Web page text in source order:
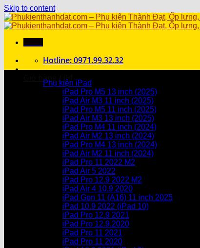
Skip to content
Hotline: 0971.99.32.32
Giỏ hàng / 0₫
Chưa có sản phẩm trong giỏ hàng.
Chưa có sản phẩm trong giỏ hàng.
Phụ kiện iPad
iPad Pro M5 13 inch (2025)
iPad Air M3 11 inch (2025)
iPad Pro M5 11 inch (2025)
iPad Air M3 13 inch (2025)
iPad Pro M4 11 inch (2024)
iPad Air M2 13 inch (2024)
iPad Pro M4 13 inch (2024)
iPad Air M2 11 inch (2024)
iPad Pro 11 2022 M2
iPad Air 5 2022
iPad Pro 12.9 2022 M2
iPad Air 4 10.9 2020
iPad Gen 11 (A16) 11 inch 2025
iPad 10.9 2022 (iPad 10)
iPad Pro 12.9 2021
iPad Pro 12.9.2020
iPad Pro 11 2021
iPad Pro 11 2020